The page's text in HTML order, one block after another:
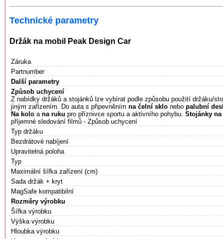
Technické parametry
Držák na mobil Peak Design Car
Záruka
Partnumber
Další parametry
Způsob uchycení
Z nabídky držáků a stojánků lze vybírat podle způsobu použití držáku/
jiným zařízením. Do auta s připevněním na čelní sklo nebo palubní
Na kolo a na ruku pro příznivce sportu a aktivního pohybu. Stojánky
příjemné sledování filmů - Způsob uchycení
Typ držáku
Bezdrátové nabíjení
Upravitelná poloha
Typ
Maximální šířka zařízení (cm)
Sada držák + kryt
MagSafe kompatibilní
Rozměry výrobku
Šířka výrobku
Výška výrobku
Hloubka výrobku